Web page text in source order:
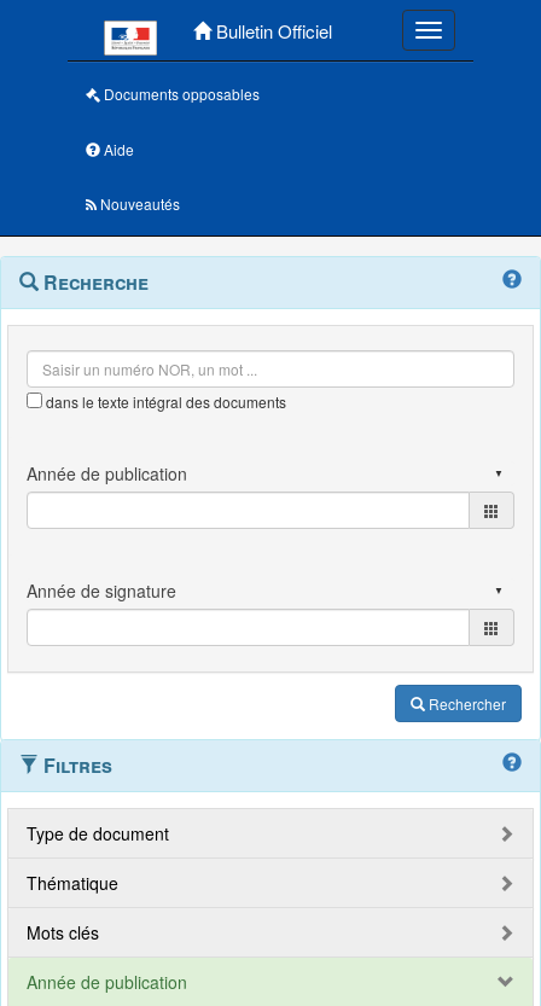
Bulletin Officiel Toggle
Documents opposables
Aide
Nouveautés
Navigation
outils
Menu
contextuel
Recherche
dans le texte intégral des documents
Rechercher
Filtres
Type de document
Thématique
Mots clés
Année de publication